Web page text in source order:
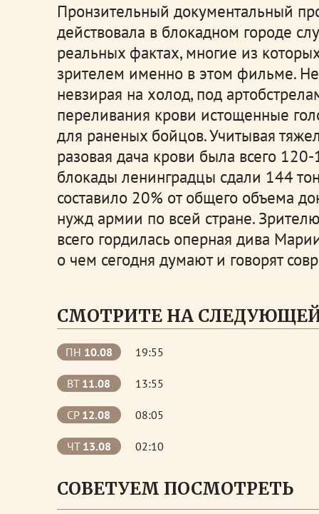
Пронзительный документальный
действовала в блокадном городе
реальных фактах, многие из
зрителем именно в этом фильме.
невзирая на холод, под
переливания крови истощенные
для раненых бойцов. Учитывая
разовая дача крови была всего
блокады ленинградцы сдали 144
составило 20% от общего объема
нужд армии по всей стране.
всего гордилась оперная дива
о чем сегодня думают и говорят
СМОТРИТЕ НА
ПН 10.08 19:55
ВТ 11.08 13:55
СР 12.08 08:05
ЧТ 13.08 02:10
СОВЕТУЕМ ПОСМОТРЕТЬ